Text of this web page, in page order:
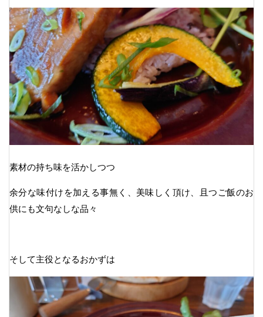
素材の持ち味を活かしつつ
余分な味付けを加える事無く、美味しく頂け、且つご飯のお
供にも文句なしな品々
そして主役となるおかずは